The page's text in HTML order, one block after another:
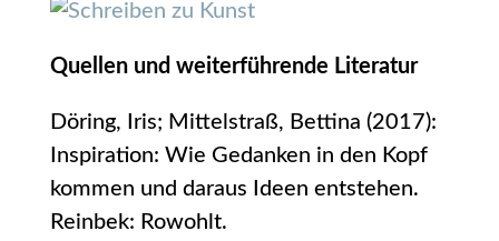
Quellen und weiterführende Literatur
Döring, Iris; Mittelstraß, Bettina (2017):
Inspiration: Wie Gedanken in den Kopf
kommen und daraus Ideen entstehen.
Reinbek: Rowohlt.